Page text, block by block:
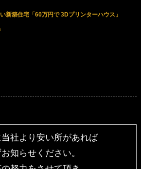
新築住宅「60万円で 3Dプリンターハウス」
社より安い所があれば
知らせください。